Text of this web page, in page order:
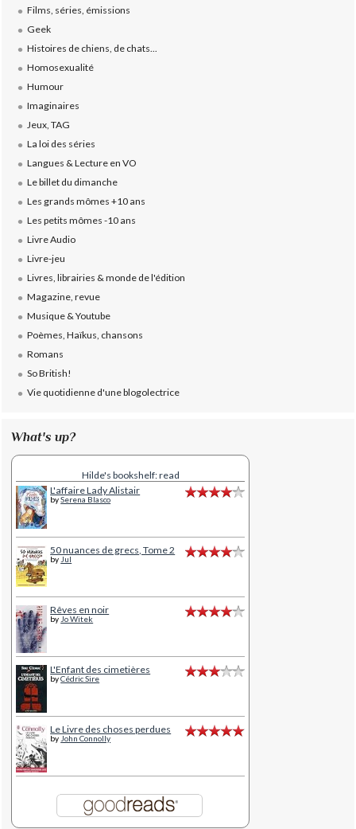
Films, séries, émissions
Geek
Histoires de chiens, de chats...
Homosexualité
Humour
Imaginaires
Jeux, TAG
La loi des séries
Langues & Lecture en VO
Le billet du dimanche
Les grands mômes +10 ans
Les petits mômes -10 ans
Livre Audio
Livre-jeu
Livres, librairies & monde de l'édition
Magazine, revue
Musique & Youtube
Poèmes, Haïkus, chansons
Romans
So British!
Vie quotidienne d'une blogolectrice
What's up?
Hilde's bookshelf: read
L'affaire Lady Alistair
bySerena Blasco
50 nuances de grecs, Tome 2
byJul
Rêves en noir
byJo Witek
L'Enfant des cimetières
byCédric Sire
Le Livre des choses perdues
byJohn Connolly